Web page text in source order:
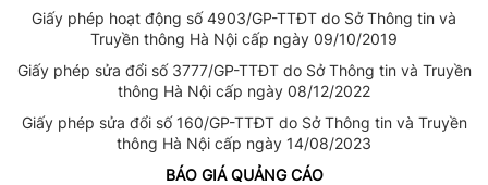
Giấy phép hoạt động số 4903/GP-TTĐT do Sở Thông tin và
Truyền thông Hà Nội cấp ngày 09/10/2019
Giấy phép sửa đổi số 3777/GP-TTĐT do Sở Thông tin và Truyền
thông Hà Nội cấp ngày 08/12/2022
Giấy phép sửa đổi số 160/GP-TTĐT do Sở Thông tin và Truyền
thông Hà Nội cấp ngày 14/08/2023
BÁO GIÁ QUẢNG CÁO